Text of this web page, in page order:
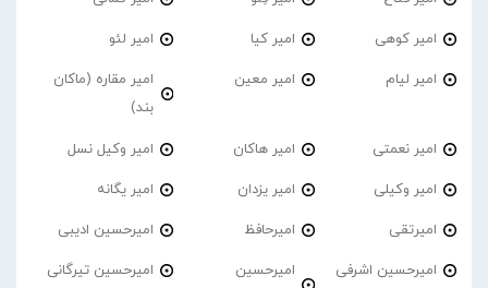
امیر کوهی امیر کیا امیر لئو
امیر لیام امیر معین
امیر مقاره (ماکان
بند)
امیر نعمتی امیر هاکان امیر وکیل نسل
امیر وکیلی امیر یزدان امیر یگانه
امیرتقی امیرحافظ امیرحسین ادیبی
امیرحسین اشرفی
امیرحسین
امیرحسین تیرگانی